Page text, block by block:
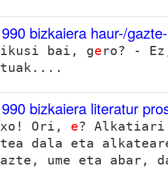
bizkaiera haur-/
bai, gero? -
bizkaiera literatur
Ori, e? Alkatiari
dala eta
ume eta abar,